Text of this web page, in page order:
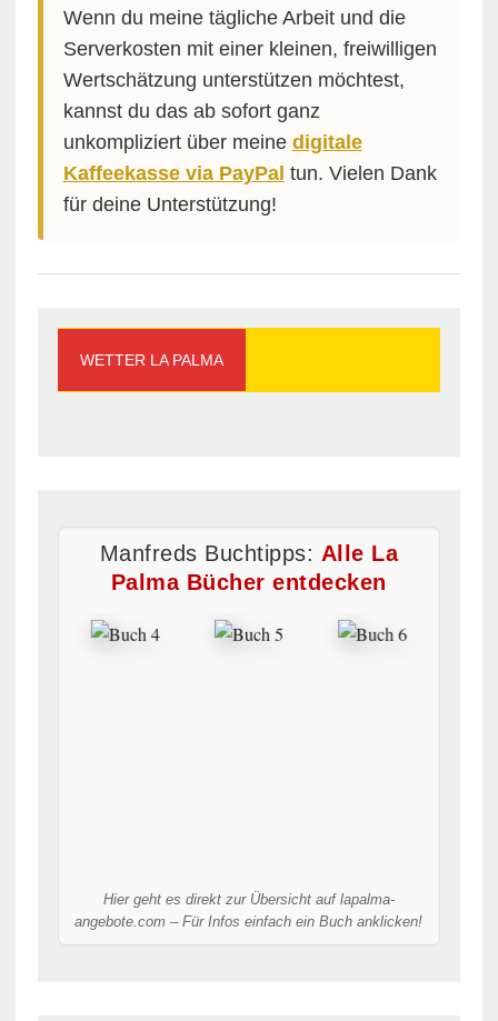
Wenn du meine tägliche Arbeit und die
Serverkosten mit einer kleinen, freiwilligen
Wertschätzung unterstützen möchtest,
kannst du das ab sofort ganz
unkompliziert über meine digitale
Kaffeekasse via PayPal tun. Vielen Dank
für deine Unterstützung!
WETTER LA PALMA
Manfreds Buchtipps: Alle La
Palma Bücher entdecken
Hier geht es direkt zur Übersicht auf lapalma-
angebote.com – Für Infos einfach ein Buch anklicken!